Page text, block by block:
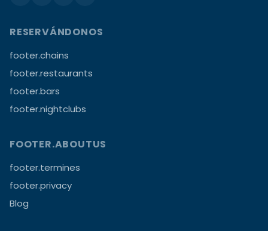
RESERVÁNDONOS
footer.chains
footer.restaurants
footer.bars
footer.nightclubs
FOOTER.ABOUTUS
footer.termines
footer.privacy
Blog